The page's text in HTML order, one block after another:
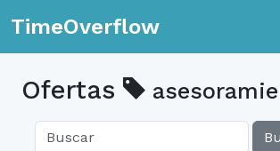
TimeOverflow
Ofertas